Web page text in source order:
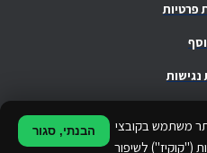
פרטיות
משתמש בקובצי
("קוקיז") לשיפור
הבנתי, סגור